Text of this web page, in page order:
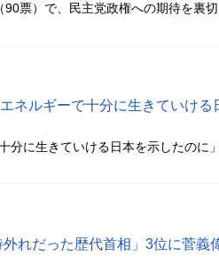
90票）で、民主党政権への期待を裏
ネルギーで十分に生きていける
分に生きていける日本を示したのに
れだった歴代首相」3位に菅義